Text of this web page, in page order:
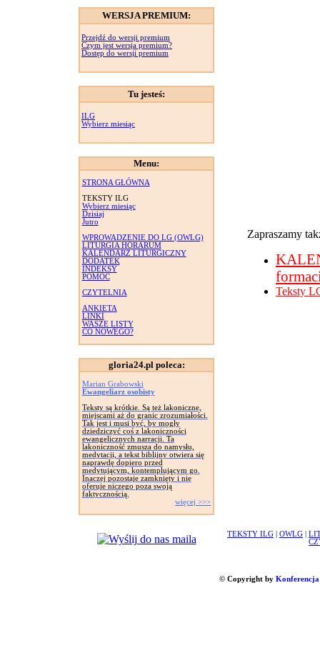
WERSJA PREMIUM:
Przejdź do wersji premium
Czym jest wersja premium?
Dostęp do wersji premium
Tu jesteś:
ILG
Wybierz miesiąc
Menu:
STRONA GŁÓWNA
TEKSTY ILG
Wybierz miesiąc
Dzisiaj
Jutro
WPROWADZENIE DO LG (OWLG)
LITURGIA HORARUM
KALENDARZ LITURGICZNY
DODATEK
INDEKSY
POMOC
CZYTELNIA
ANKIETA
LINKI
WASZE LISTY
CO NOWEGO?
gloria24.pl poleca:
Marian Grabowski
Ewangeliarz osobisty
Teksty są krótkie. Są też lakoniczne,
miejscami aż do granic zrozumiałości.
Tak jest i musi być, by mogły
dziedziczyć coś z lakoniczności
ewangelicznych narracji. Ta
lakoniczność zmusza do namysłu,
medytacji, a tekst biblijny otwiera się
naprawdę dopiero przed
medytującym, kontemplującym go.
Inaczej pozostaje zamknięty i nie
oferuje niczego poza swoją
faktycznością.
więcej >>>
Zapraszamy
Teksty
TEKSTY ILG OWLG
© Copyright by Konferencja